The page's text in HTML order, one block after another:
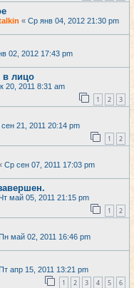
« Ср янв 04, 2012 21:30 pm
02, 2012 17:43 pm
в лицо
20, 2011 8:31 am
1 2 3
21, 2011 20:14 pm
1 2
Ср сен 07, 2011 17:03 pm
май 05, 2011 21:15 pm
1 2
май 02, 2011 16:46 pm
апр 15, 2011 13:21 pm
1 2 3 4 5 6